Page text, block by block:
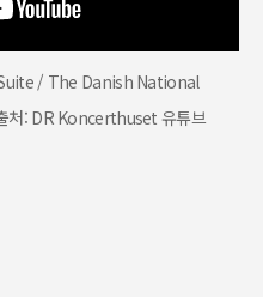
/ The Danish National
: DR Koncerthuset 유튜브